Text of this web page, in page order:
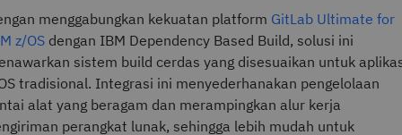
menggabungkan kekuatan platform GitLab Ultimate for
z/OS dengan IBM Dependency Based Build, solusi ini
sistem build cerdas yang disesuaikan untuk
tradisional. Integrasi ini menyederhanakan pengelolaan
alat yang beragam dan merampingkan alur kerja
perangkat lunak, sehingga lebih mudah untuk